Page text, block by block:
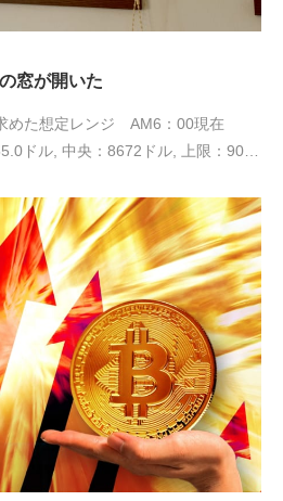
窓が開いた
めた想定レンジ AM6：00現在
ドル, 中央：8672ドル, 上限：90…